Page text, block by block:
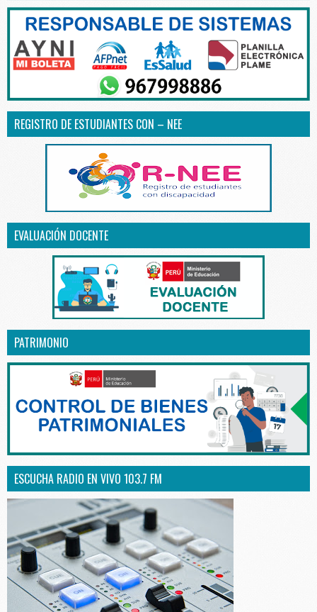
REGISTRO DE ESTUDIANTES CON – NEE
EVALUACIÓN DOCENTE
PATRIMONIO
ESCUCHA RADIO EN VIVO 103.7 FM